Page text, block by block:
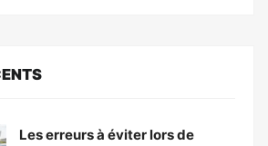
Les erreurs à éviter lors de